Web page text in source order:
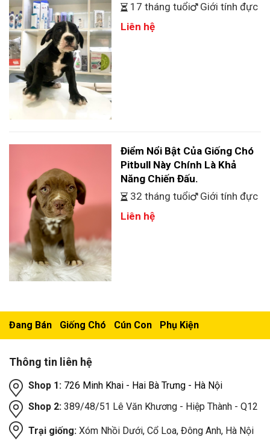
17 tháng tuổi
Giới tính đực
Liên hệ
Điểm Nổi Bật Của Giống Chó
Pitbull Này Chính Là Khả
Năng Chiến Đấu.
32 tháng tuổi
Giới tính đực
Liên hệ
Đang Bán Giống Chó Cún Con Phụ Kiện
Thông tin liên hệ
Shop 1: 726 Minh Khai - Hai Bà Trưng - Hà Nội
Shop 2: 389/48/51 Lê Văn Khương - Hiệp Thành - Q12
Trại giống: Xóm Nhồi Dưới, Cổ Loa, Đông Anh, Hà Nội